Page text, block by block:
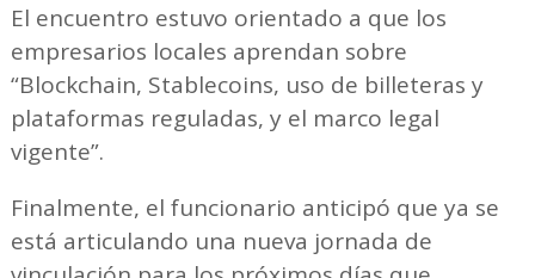
El encuentro estuvo orientado a que los
empresarios locales aprendan sobre
“Blockchain, Stablecoins, uso de billeteras y
plataformas reguladas, y el marco legal
vigente”.
Finalmente, el funcionario anticipó que ya se
está articulando una nueva jornada de